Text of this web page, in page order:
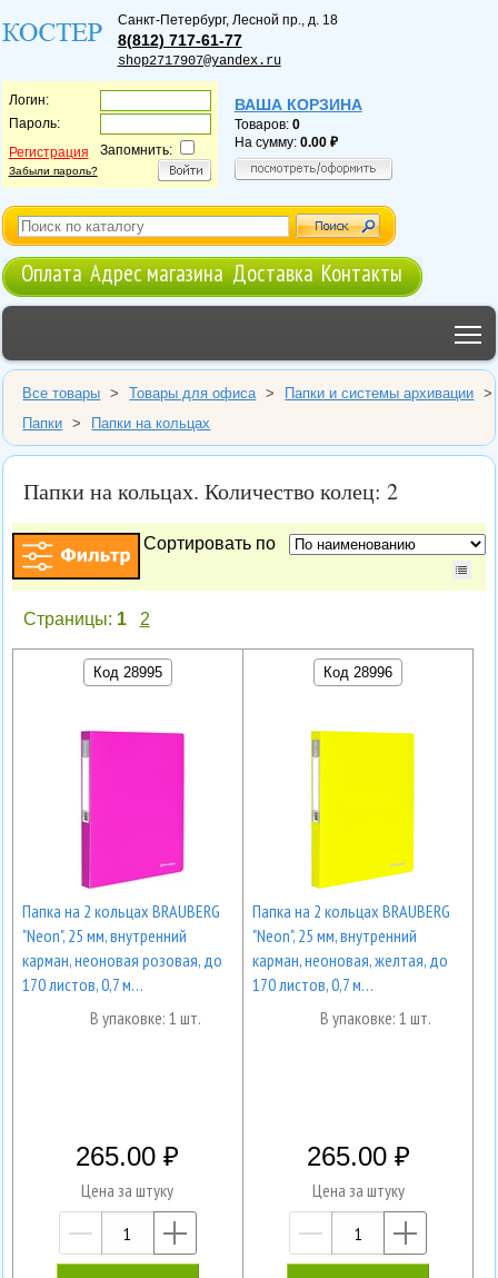
Санкт-Петербург, Лесной пр., д. 18
8(812) 717-61-77
shop2717907@yandex.ru
Логин:
Пароль:
Регистрация
Забыли пароль?
Запомнить:
ВАША КОРЗИНА
Товаров: 0
На сумму: 0.00
Оплата Адрес магазина Доставка Контакты
Все товары > Товары для офиса > Папки и системы архивации
>
Папки
> Папки на кольцах
Папки на кольцах. Количество колец: 2
Сортировать по
Страницы: 1 2
Код 28995
Папка на 2 кольцах BRAUBERG
"Neon", 25 мм, внутренний
карман, неоновая розовая, до
170 листов, 0,7 м…
В упаковке: 1 шт.
265.00
Цена за штуку
—
Код 28996
Папка на 2 кольцах BRAUBERG
"Neon", 25 мм, внутренний
карман, неоновая, желтая, до
170 листов, 0,7 м…
В упаковке: 1 шт.
265.00
Цена за штуку
—